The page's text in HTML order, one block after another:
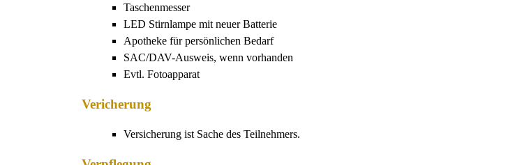
Taschenmesser
LED Stirnlampe mit neuer Batterie
Apotheke für persönlichen Bedarf
SAC/DAV-Ausweis, wenn vorhanden
Evtl. Fotoapparat
Vericherung
Versicherung ist Sache des Teilnehmers.